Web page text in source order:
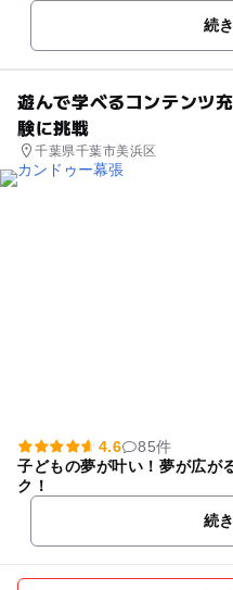
続
遊んで学べるコンテンツ
験に挑戦
千葉県千葉市美浜区
4.6
85件
子どもの夢が叶い！夢が広が
ク！
続